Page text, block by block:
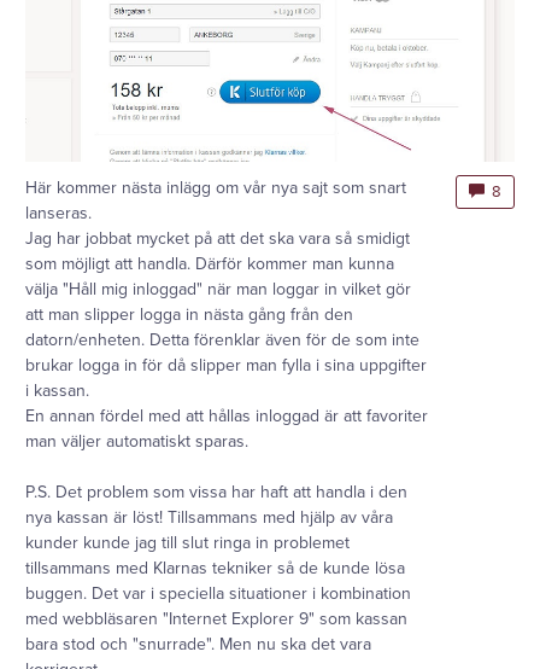
Här kommer nästa inlägg om vår nya sajt som snart
lanseras.
Jag har jobbat mycket på att det ska vara så smidigt
som möjligt att handla. Därför kommer man kunna
välja "Håll mig inloggad" när man loggar in vilket gör
att man slipper logga in nästa gång från den
datorn/enheten. Detta förenklar även för de som inte
brukar logga in för då slipper man fylla i sina uppgifter
i kassan.
En annan fördel med att hållas inloggad är att favoriter
man väljer automatiskt sparas.
P.S. Det problem som vissa har haft att handla i den
nya kassan är löst! Tillsammans med hjälp av våra
kunder kunde jag till slut ringa in problemet
tillsammans med Klarnas tekniker så de kunde lösa
buggen. Det var i speciella situationer i kombination
med webbläsaren "Internet Explorer 9" som kassan
bara stod och "snurrade". Men nu ska det vara
8